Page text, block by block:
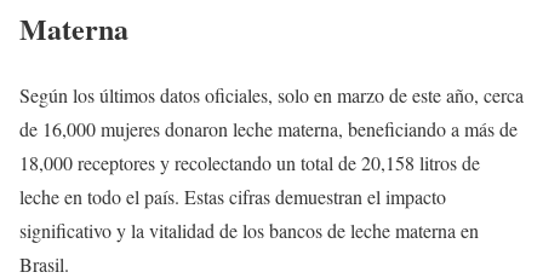
Materna
Según los últimos datos oficiales, solo en marzo de este año, cerca
de 16,000 mujeres donaron leche materna, beneficiando a más de
18,000 receptores y recolectando un total de 20,158 litros de
leche en todo el país. Estas cifras demuestran el impacto
significativo y la vitalidad de los bancos de leche materna en
Brasil.